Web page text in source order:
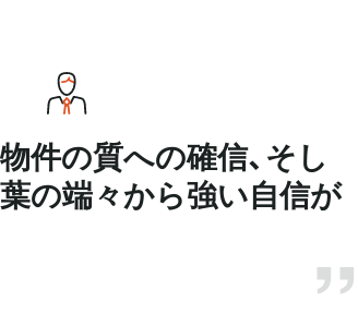
件の質への確信、そし
の端々から強い自信が